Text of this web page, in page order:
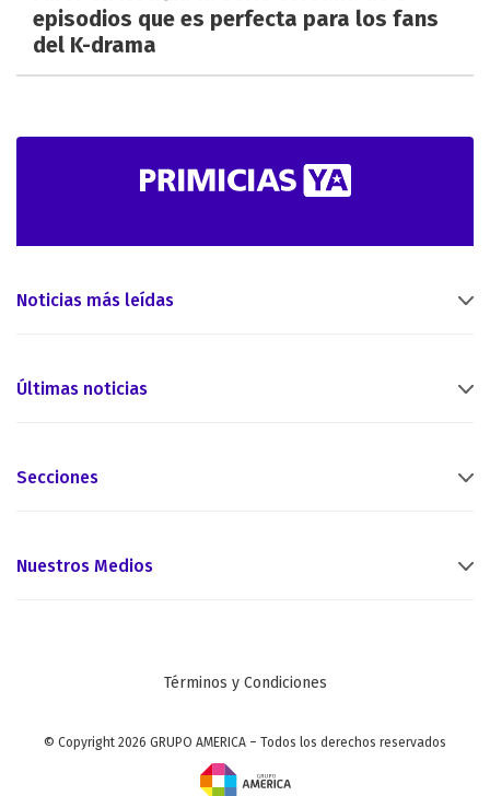
episodios que es perfecta para los fans
del K-drama
Noticias más leídas
Últimas noticias
Secciones
Nuestros Medios
Términos y Condiciones
© Copyright 2026 GRUPO AMERICA – Todos los derechos reservados